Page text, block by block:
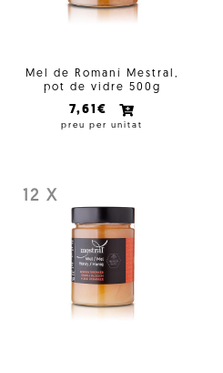
Mel de Romaní Mestral,
pot de vidre 500g
7,61€
preu per unitat
12 X